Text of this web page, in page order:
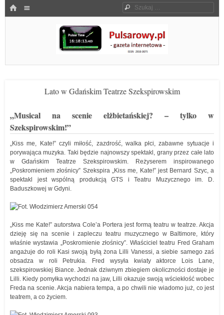
HOME Szukaj
Pulsarowy.pl
Lato w Gdańskim Teatrze Szekspirowskim
„Musical na scenie elżbietańskiej? – tylko w
Szekspirowskim!”
„Kiss me, Kate!” czyli miłość, zazdrość, walka płci, zabawne sytuacje i
porywająca muzyka. Taki będzie najnowszy spektakl, grany przez całe lato
w Gdańskim Teatrze Szekspirowskim. Reżyserem inspirowanego
„Poskromieniem złośnicy” Szekspira „Kiss me, Kate!” jest Bernard Szyc, a
spektakl jest wspólną produkcją GTS i Teatru Muzycznego im. D.
Baduszkowej w Gdyni.
„Kiss me Kate!” autorstwa Cole’a Portera jest formą teatru w teatrze. Akcja
dzieję się na scenie i zapleczu teatru muzycznego w Baltimore, który
właśnie wystawia „Poskromienie złośnicy”. Właściciel teatru Fred Graham
angażuje do roli Kasi swoją byłą żona Lilli Vanessi, a siebie samego zaś
obsadza w roli Petrukia. Fred wysyła kwiaty aktorce Lois Lane,
szekspirowskiej Biance. Jednak dziwnym zbiegiem okoliczności dostaje je
Lilli. Kiedy pomyłka wychodzi na jaw, Lilli okazuje swoją wściekłość wobec
Freda na scenie. Akcja nabiera tempa, a po chwili nie wiadomo już, co jest
teatrem, a co życiem.